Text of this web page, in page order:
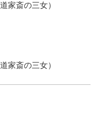
斎の三女）
斎の三女）